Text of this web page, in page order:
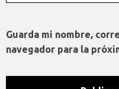
Guarda mi nombre,
navegador para la